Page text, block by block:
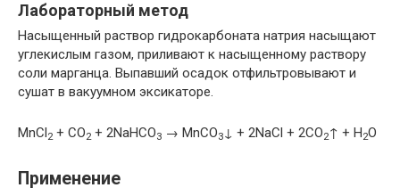
Лабораторный метод
Насыщенный раствор гидрокарбоната натрия насыщают
углекислым газом, приливают к насыщенному раствору
соли марганца. Выпавший осадок отфильтровывают и
сушат в вакуумном эксикаторе.
MnCl 2 + CO2 + 2NaHCO3 → MnCO3↓ + 2NaCl + 2CO2↑ + H 2O
Применение